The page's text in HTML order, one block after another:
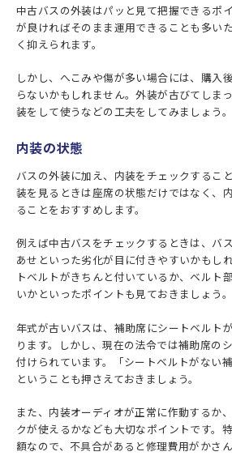
中古バスの外装はパッと見て把握できるポ
が良ければそのまま運用できることも多い
く抑えられます。
しかし、へこみや傷が多い場合には、購入
らないかもしれません。外装が古びてしま
装をして使うなどの工夫をしてみましょう。
内装の状態
バスの外装に加え、内装をチェックするこ
装を見るときは座席の状態だけではなく、
ることをおすすめします。
例えば中古バスをチェックするときは、バ
あせといった劣化が目に付きやすいかもし
トベルトがきちんと付いているか、ベルト
いかといったポイントも見ておきましょう。
年式が古いバスは、補助席にシートベルト
ります。しかし、現在の法令では補助席の
付けられています。「シートベルトがない
ということも押さえておきましょう。
また、内装オーディオが正常に作動するか
クが使えるかなども大切なポイントです。
額なので、不具合があると修理費用がかさ